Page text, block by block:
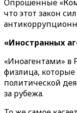
Опрошенные
что этот закон
«Иностранных
«Иноагентами» в
физлица,
политической
за рубежа.